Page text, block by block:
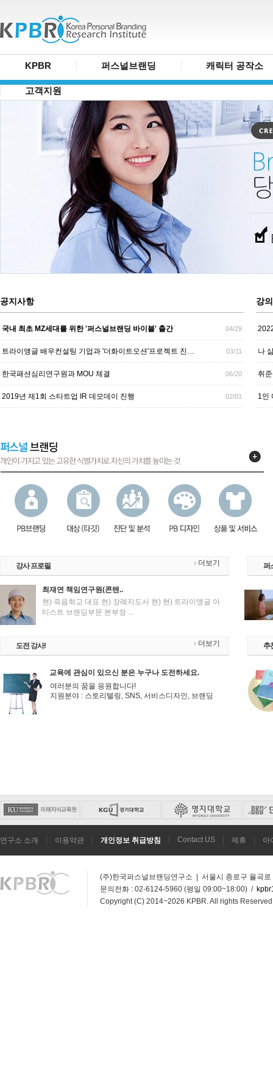
KPBR 퍼스널브랜딩 캐릭터 공작소
고객지원
공지사항
국내 최초 MZ세대를 위한 '퍼스널브랜딩 바이블' 출간 04/29
트라이앵글 배우컨설팅 기업과 '더화이트오션'프로젝트 진… 03/11
한국패션심리연구원과 MOU 체결 06/20
2019년 제1회 스타트업 IR 데모데이 진행 02/01
강
나
취
1인
강사 프로필
최재연 책임연구원(콘텐..
현) 죽음학교 대표 현) 장례지도사 현) 현) 트라이앵글 아
티스트 브랜딩부문 본부장 ...
› 더보기
도전 강사!
교육에 관심이 있으신 분은 누구나 도전하세요.
여러분의 꿈을 응원합니다!
지원분야 : 스토리텔링, SNS, 서비스디자인, 브랜딩
› 더보기
퍼
추
연구소 소개 이용약관 개인정보 취급방침 Contact US 제휴 아
(주)한국퍼스널브랜딩연구소 | 서울시 종로구 율곡
문의전화 : 02-6124-5960 (평일 09:00~18:00) /
Copyright (C) 2014~2026 KPBR. All rights